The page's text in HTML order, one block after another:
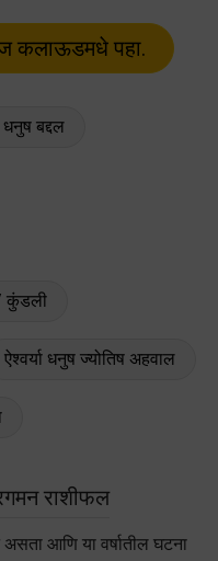
धनुष बद्दल
कुंडली
ऐश्वर्या धनुष ज्योतिष अहवाल
राशीफल
आणि या वर्षातील घटना